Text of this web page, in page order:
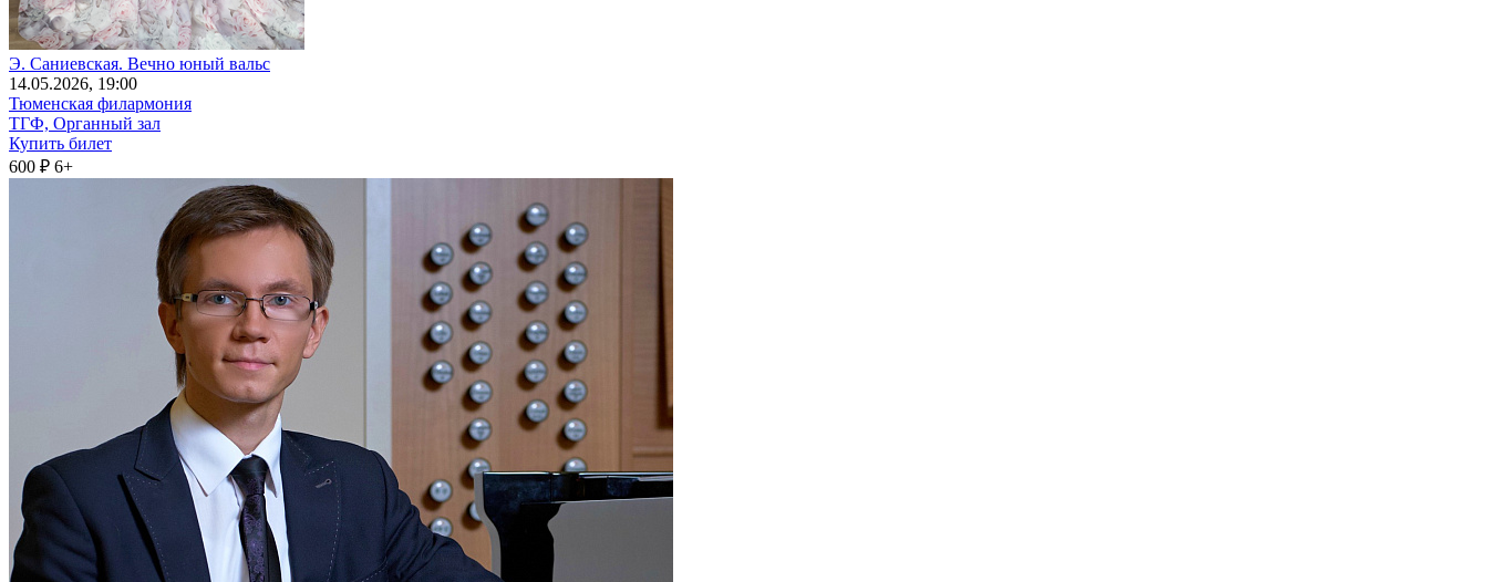
Э. Саниевская. Вечно юный вальс
14.05.2026, 19:00
Тюменская филармония
ТГФ, Органный зал
Купить билет
600 ₽ 6+